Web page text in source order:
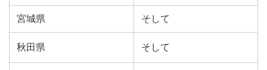
宮城県 そして
秋田県 そして